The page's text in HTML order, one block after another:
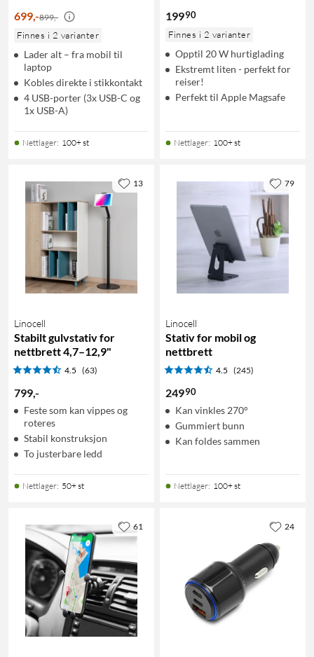
699,-899,-
Finnes i 2 varianter
Lader alt – fra mobil til
laptop
Kobles direkte i stikkontakt
4 USB-porter (3x USB-C og
1x USB-A)
Nettlager: 100+ st
19990
Finnes i 2 varianter
Opptil 20 W hurtiglading
Ekstremt liten - perfekt for
reiser!
Perfekt til Apple Magsafe
Nettlager: 100+ st
Linocell
Stabilt gulvstativ for
nettbrett 4,7–12,9"
4.5 (63)
799,-
Feste som kan vippes og
roteres
Stabil konstruksjon
To justerbare ledd
Nettlager: 50+ st
13
Linocell
Stativ for mobil og
nettbrett
4.5 (245)
24990
Kan vinkles 270°
Gummiert bunn
Kan foldes sammen
Nettlager: 100+ st
79
61 24